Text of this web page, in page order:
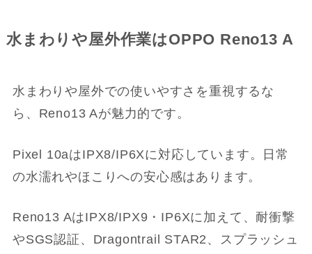
水まわりや屋外作業はOPPO Reno13 A
水まわりや屋外での使いやすさを重視するな
ら、Reno13 Aが魅力的です。
Pixel 10aはIPX8/IP6Xに対応しています。日常
の水濡れやほこりへの安心感はあります。
Reno13 AはIPX8/IPX9・IP6Xに加えて、耐衝撃
やSGS認証、Dragontrail STAR2、スプラッシュ